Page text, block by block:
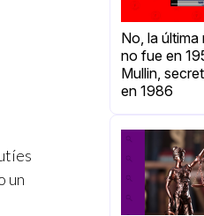
un
No, la
no fue en
Mullin,
en 1986